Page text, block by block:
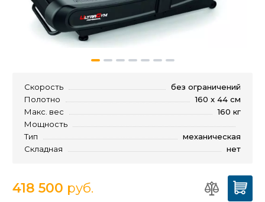
Скорость
без ограничений
Полотно
160 x 44 см
Макс. вес
160 кг
Мощность
Тип
механическая
Складная
нет
418 500 руб.